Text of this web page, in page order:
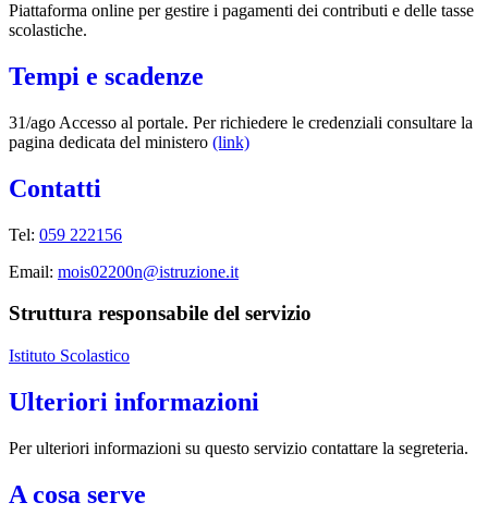
Piattaforma online per gestire i pagamenti dei contributi e delle tasse
scolastiche.
Tempi e scadenze
31/ago Accesso al portale. Per richiedere le credenziali consultare la
pagina dedicata del ministero (link)
Contatti
Tel: 059 222156
Email: mois02200n@istruzione.it
Struttura responsabile del servizio
Istituto Scolastico
Ulteriori informazioni
Per ulteriori informazioni su questo servizio contattare la segreteria.
A cosa serve